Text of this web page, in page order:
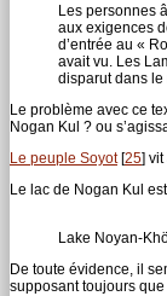
Les personnes
aux exigences
d’entrée au «
avait vu. Les
disparut dans
Le problème avec ce
Nogan Kul ? ou
Le peuple Soyot[25] vit
Le lac de Nogan Kul
Lake Noyan-
De toute évidence, il
supposant toujours